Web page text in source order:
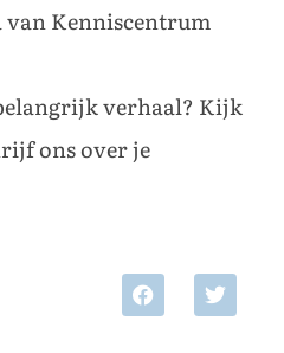
van Kenniscentrum
verhaal? Kijk
ons over je